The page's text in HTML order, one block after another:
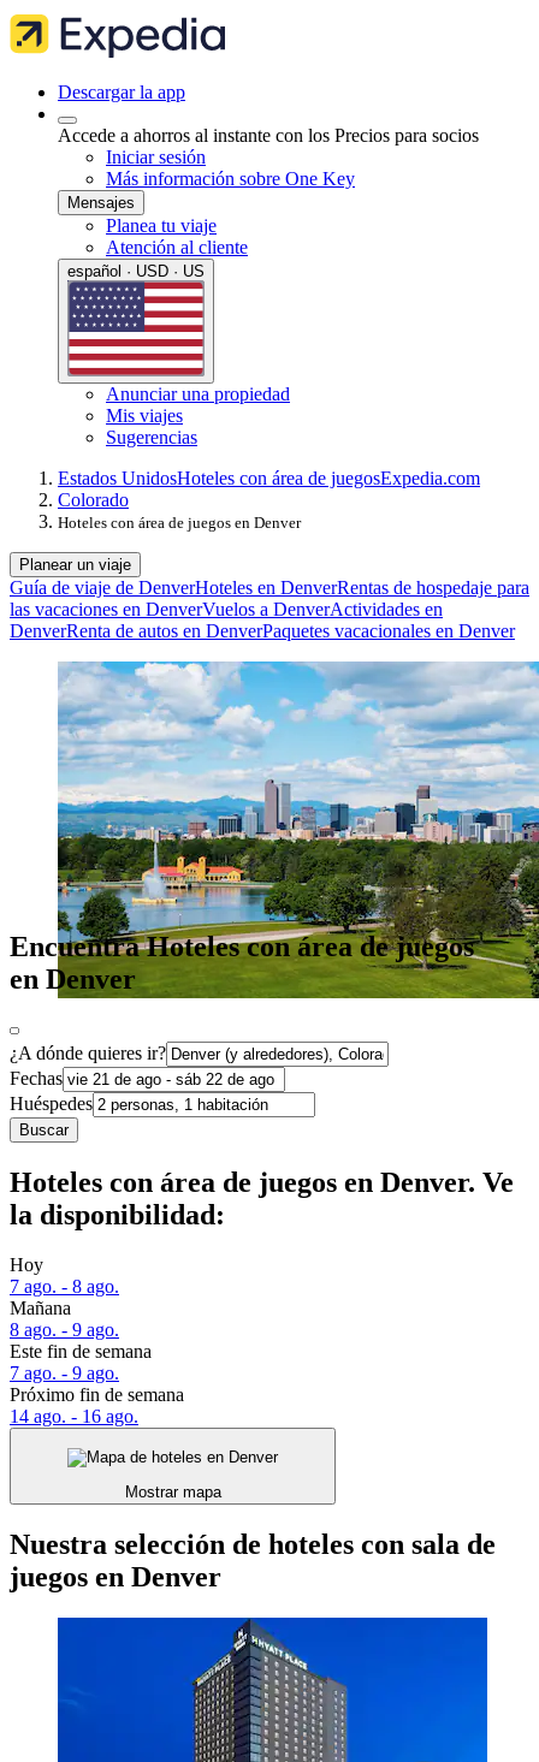
Descargar la app
Accede a ahorros al instante con los Precios para socios
Iniciar sesión
Más información sobre One Key
Mensajes
Planea tu viaje
Atención al cliente
español · USD · US
Anunciar una propiedad
Mis viajes
Sugerencias
Estados UnidosHoteles con área de juegosExpedia.com
Colorado
Hoteles con área de juegos en Denver
Planear un viaje
Guía de viaje de DenverHoteles en DenverRentas de hospedaje para
las vacaciones en DenverVuelos a DenverActividades en
DenverRenta de autos en DenverPaquetes vacacionales en Denver
Encuentra Hoteles con área de juegos
en Denver
¿A dónde quieres ir?
Fechas
Huéspedes
Buscar
Hoteles con área de juegos en Denver. Ve
la disponibilidad:
Hoy
7 ago. - 8 ago.
Mañana
8 ago. - 9 ago.
Este fin de semana
7 ago. - 9 ago.
Próximo fin de semana
14 ago. - 16 ago.
Mostrar mapa
Nuestra selección de hoteles con sala de
juegos en Denver